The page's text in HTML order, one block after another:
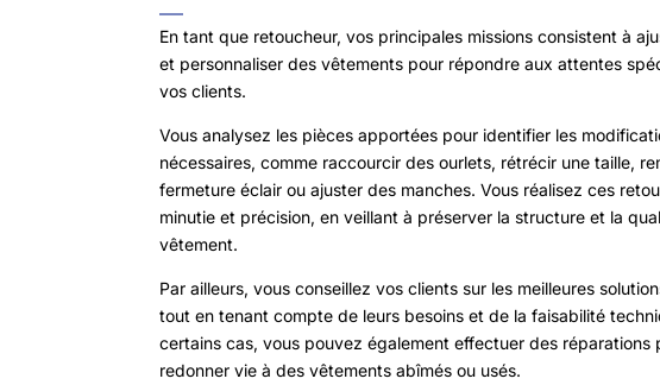
En tant que retoucheur, vos principales missions consistent à
et personnaliser des vêtements pour répondre aux attentes
vos clients.
Vous analysez les pièces apportées pour identifier les
nécessaires, comme raccourcir des ourlets, rétrécir une taille,
fermeture éclair ou ajuster des manches. Vous réalisez ces
minutie et précision, en veillant à préserver la structure et la
vêtement.
Par ailleurs, vous conseillez vos clients sur les meilleures
tout en tenant compte de leurs besoins et de la faisabilité
certains cas, vous pouvez également effectuer des réparations
redonner vie à des vêtements abîmés ou usés.